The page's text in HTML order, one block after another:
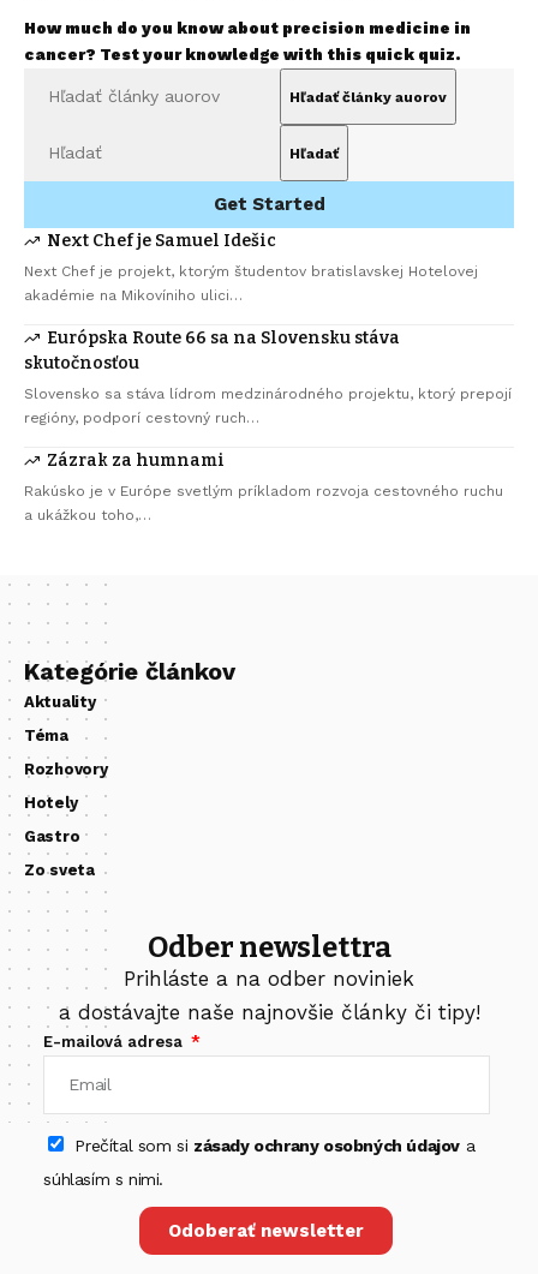
How much do you know about precision medicine in
cancer? Test your knowledge with this quick quiz.
Get Started
Next Chef je Samuel Idešic
Next Chef je projekt, ktorým študentov bratislavskej Hotelovej
akadémie na Mikovíniho ulici…
Európska Route 66 sa na Slovensku stáva
skutočnosťou
Slovensko sa stáva lídrom medzinárodného projektu, ktorý prepojí
regióny, podporí cestovný ruch…
Zázrak za humnami
Rakúsko je v Európe svetlým príkladom rozvoja cestovného ruchu
a ukážkou toho,…
Kategórie článkov
Aktuality
Téma
Rozhovory
Hotely
Gastro
Zo sveta
Odber newslettra
Prihláste a na odber noviniek
a dostávajte naše najnovšie články či tipy!
E-mailová adresa
Prečítal som si zásady ochrany osobných údajova
súhlasím s nimi.
Odoberať newsletter